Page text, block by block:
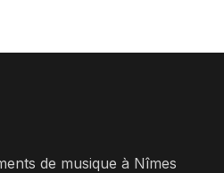
de musique à Nîmes